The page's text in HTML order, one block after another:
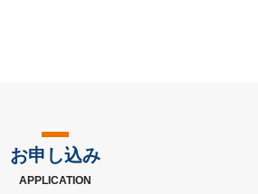
お申し込み
APPLICATION